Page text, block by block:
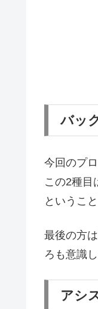
バッ
今回のプ
この2種目
というこ
最後の方
ろも意識
アシ